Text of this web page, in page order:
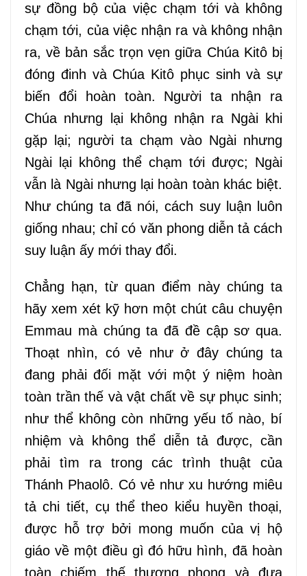
sự đồng bộ của việc chạm tới và không
chạm tới, của việc nhận ra và không nhận
ra, về bản sắc trọn vẹn giữa Chúa Kitô bị
đóng đinh và Chúa Kitô phục sinh và sự
biến đổi hoàn toàn. Người ta nhận ra
Chúa nhưng lại không nhận ra Ngài khi
gặp lại; người ta chạm vào Ngài nhưng
Ngài lại không thể chạm tới được; Ngài
vẫn là Ngài nhưng lại hoàn toàn khác biệt.
Như chúng ta đã nói, cách suy luận luôn
giống nhau; chỉ có văn phong diễn tả cách
suy luận ấy mới thay đổi.
Chẳng hạn, từ quan điểm này chúng ta
hãy xem xét kỹ hơn một chút câu chuyện
Emmau mà chúng ta đã đề cập sơ qua.
Thoạt nhìn, có vẻ như ở đây chúng ta
đang phải đối mặt với một ý niệm hoàn
toàn trần thế và vật chất về sự phục sinh;
như thể không còn những yếu tố nào, bí
nhiệm và không thể diễn tả được, cần
phải tìm ra trong các trình thuật của
Thánh Phaolô. Có vẻ như xu hướng miêu
tả chi tiết, cụ thể theo kiểu huyền thoại,
được hỗ trợ bởi mong muốn của vị hộ
giáo về một điều gì đó hữu hình, đã hoàn
toàn chiếm thế thượng phong và đưa